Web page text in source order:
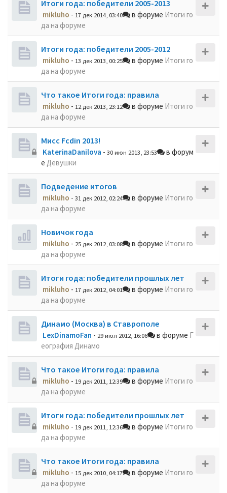
Итоги года: победители 2005-2013
mikluho - 17 дек 2014, 03:40 в форуме Итоги го
да на форуме
Итоги года: победители 2005-2012
mikluho - 13 дек 2013, 00:25 в форуме Итоги го
да на форуме
Что такое Итоги года: правила
mikluho - 12 дек 2013, 23:12 в форуме Итоги го
да на форуме
Мисс Fcdin 2013!
KaterinaDanilova - 30 июн 2013, 23:53
в форум
е Девушки
Подведение итогов
mikluho - 31 дек 2012, 02:24 в форуме Итоги го
да на форуме
Новичок года
mikluho - 25 дек 2012, 03:08 в форуме Итоги го
да на форуме
Итоги года: победители прошлых лет
mikluho - 17 дек 2012, 04:01 в форуме Итоги го
да на форуме
Динамо (Москва) в Ставрополе
LexDinamoFan - 29 июл 2012, 16:06 в форуме Г
еография Динамо
Что такое Итоги года: правила
mikluho - 19 дек 2011, 12:39 в форуме Итоги го
да на форуме
Итоги года: победители прошлых лет
mikluho - 19 дек 2011, 12:36 в форуме Итоги го
да на форуме
Что такое Итоги года: правила
mikluho - 15 дек 2010, 04:17 в форуме Итоги го
да на форуме